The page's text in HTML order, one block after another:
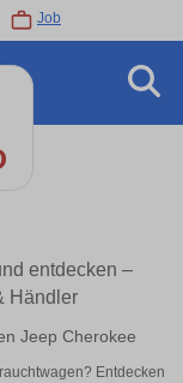
Job
entdecken –
Händler
Jeep Cherokee
Entdecken